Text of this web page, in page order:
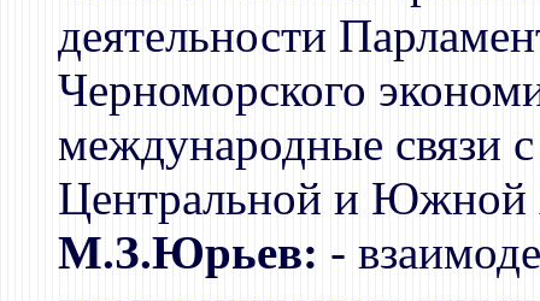
деятельности
Черноморского
международные связи
Центральной и
М.З.Юрьев: -